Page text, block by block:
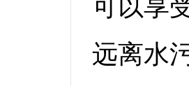
可以享
远离水